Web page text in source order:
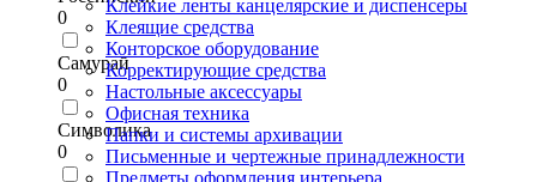
0
Самурай
0
Символика
0
Клейкие ленты канцелярские и диспенсеры
Клеящие средства
Конторское оборудование
Корректирующие средства
Настольные аксессуары
Офисная техника
Папки и системы архивации
Письменные и чертежные принадлежности
Предметы оформления интерьера